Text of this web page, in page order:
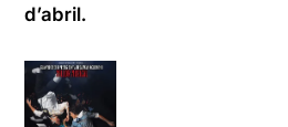
d’abril.